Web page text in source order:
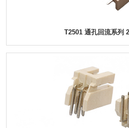
T2501 通孔回流系列